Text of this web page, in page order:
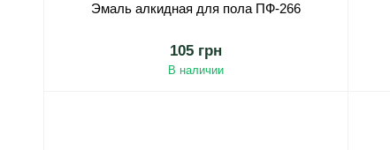
Эмаль алкидная для пола ПФ-266
105 грн
В наличии